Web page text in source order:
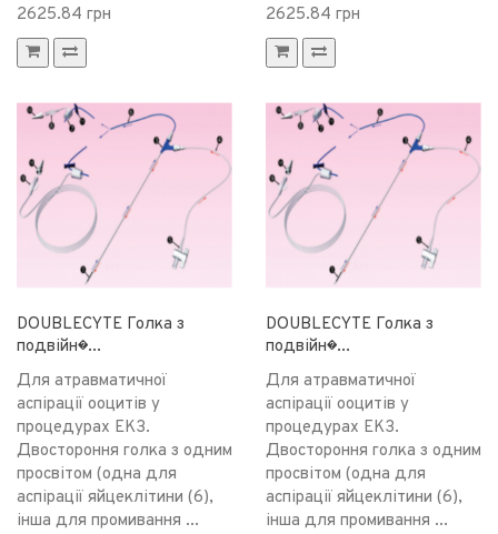
2625.84 грн
2625.84 грн
DOUBLECYTE Голка з
подвійн�...
Для атравматичної
аспірації ооцитів у
процедурах ЕКЗ.
Двостороння голка з одним
просвітом (одна для
аспірації яйцеклітини (6),
інша для промивання ...
DOUBLECYTE Голка з
подвійн�...
Для атравматичної
аспірації ооцитів у
процедурах ЕКЗ.
Двостороння голка з одним
просвітом (одна для
аспірації яйцеклітини (6),
інша для промивання ...